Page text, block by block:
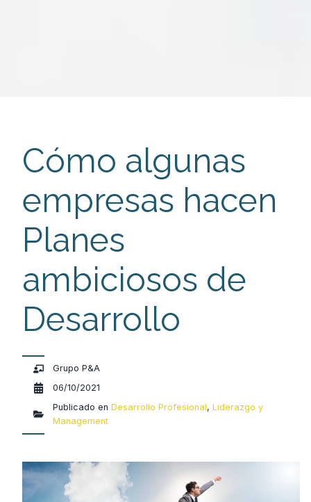
Cómo algunas
empresas hacen
Planes
ambiciosos de
Desarrollo
Grupo P&A
06/10/2021
Publicado en Desarrollo Profesional,Liderazgo y
Management